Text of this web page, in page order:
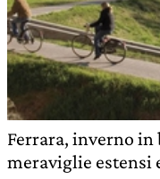
Ferrara, inverno
meraviglie estensi